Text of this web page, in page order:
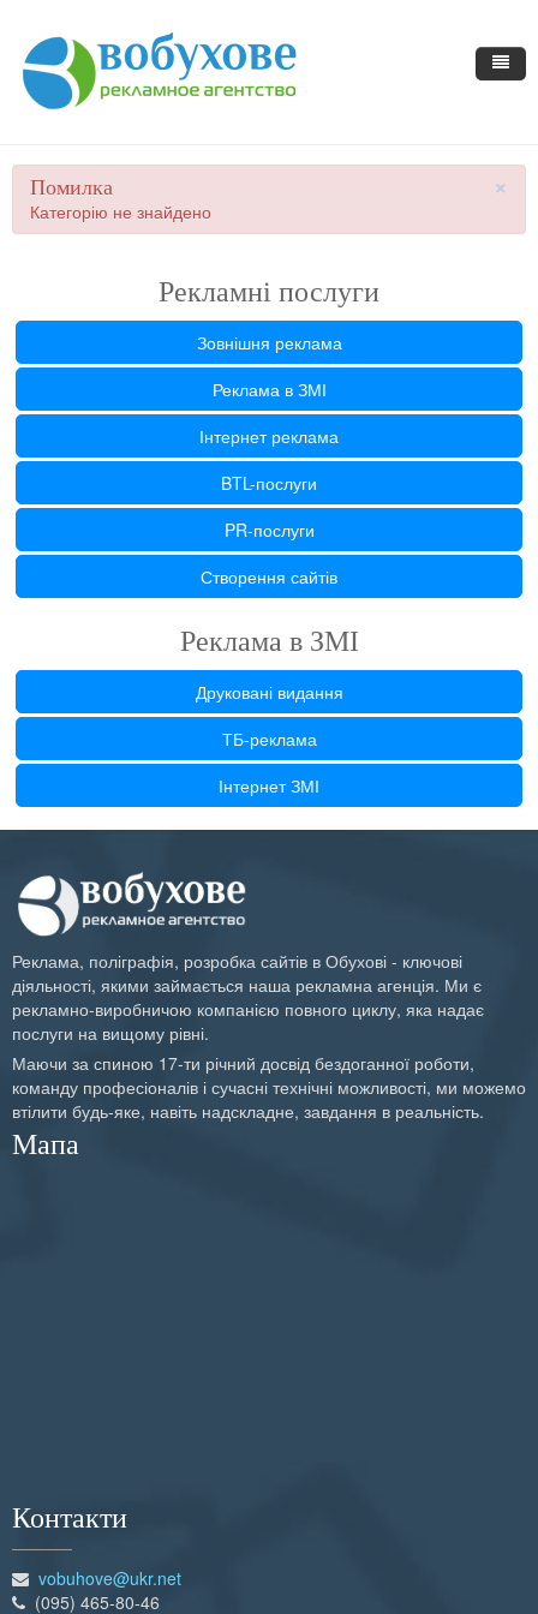
×
Помилка
Категорію не знайдено
Рекламні послуги
Зовнішня реклама
Реклама в ЗМІ
Інтернет реклама
BTL-послуги
PR-послуги
Створення сайтів
Реклама в ЗМІ
Друковані видання
ТБ-реклама
Інтернет ЗМІ
Реклама, поліграфія, розробка сайтів в Обухові - ключові
діяльності, якими займається наша рекламна агенція. Ми є
рекламно-виробничою компанією повного циклу, яка надає
послуги на вищому рівні.
Маючи за спиною 17-ти річний досвід бездоганної роботи,
команду професіоналів і сучасні технічні можливості, ми можемо
втілити будь-яке, навіть надскладне, завдання в реальність.
Мапа
Контакти
vobuhove@ukr.net
(095) 465-80-46